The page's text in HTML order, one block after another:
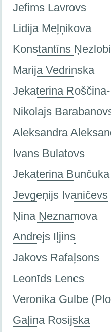
Jefims Lavrovs
Lidija Meļņikova
Konstantīns
Marija Vedrinska
Jekaterina
Nikolajs
Aleksandra
Ivans Bulatovs
Jekaterina Bunčuka
Jevgeņijs Ivaničevs
Ņina Ņeznamova
Andrejs Iļjins
Jakovs Rafaļsons
Leonīds Lencs
Veronika Gulbe
Gaļina Rosijska